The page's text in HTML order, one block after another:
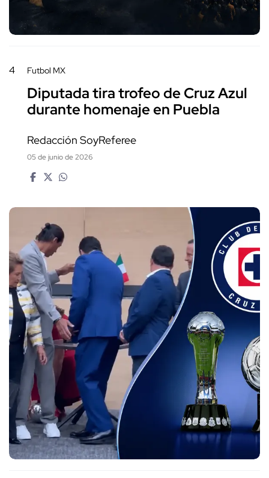
4 Futbol MX
Diputada tira trofeo de Cruz Azul
durante homenaje en Puebla
Redacción SoyReferee
05 de junio de 2026